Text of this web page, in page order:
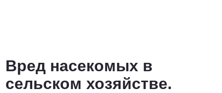
Вред насекомых в
сельском хозяйстве.